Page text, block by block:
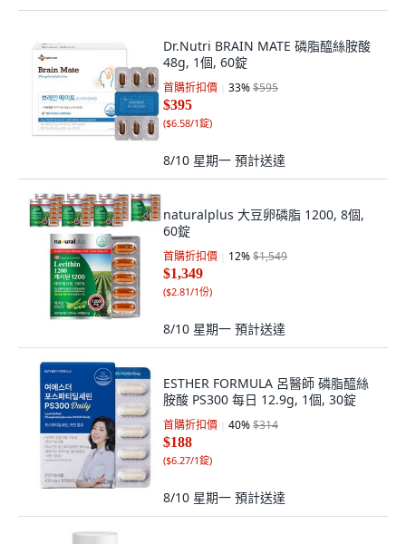
Dr.Nutri BRAIN MATE 磷脂醯絲胺酸
48g, 1個, 60錠
首購折扣價 33%$595
$395
($6.58/1錠)
8/10 星期一 預計送達
naturalplus 大豆卵磷脂 1200, 8個,
60錠
首購折扣價 12%$1,549
$1,349
($2.81/1份)
8/10 星期一 預計送達
ESTHER FORMULA 呂醫師 磷脂醯絲
胺酸 PS300 每日 12.9g, 1個, 30錠
首購折扣價 40%$314
$188
($6.27/1錠)
8/10 星期一 預計送達